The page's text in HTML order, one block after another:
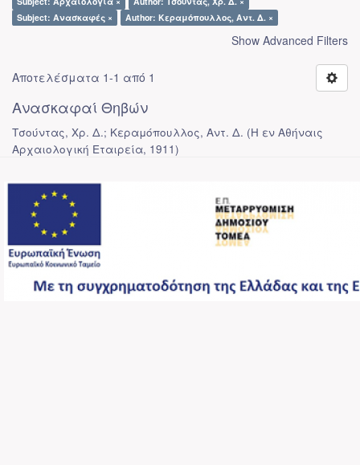
Subject: Ανασκαφές ×
Author: Κεραμόπουλλος, Αντ. Δ. ×
Show Advanced Filters
Αποτελέσματα 1-1 από 1
Ανασκαφαί Θηβών
Τσούντας, Χρ. Δ.; Κεραμόπουλλος, Αντ. Δ. (Η εν Αθήναις
Αρχαιολογική Εταιρεία, 1911)